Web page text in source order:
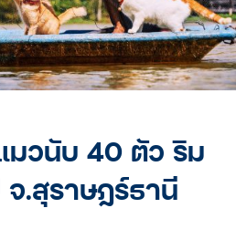
วนับ 40 ตัว ริม
.สุราษฎร์ธานี